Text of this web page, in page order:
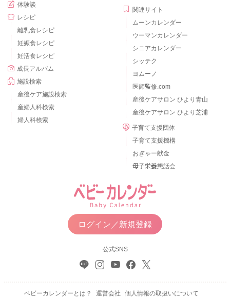
体験談
レシピ
離乳食レシピ
妊娠食レシピ
妊活食レシピ
成長アルバム
施設検索
産後ケア施設検索
産婦人科検索
婦人科検索
関連サイト
ムーンカレンダー
ウーマンカレンダー
シニアカレンダー
シッテク
ヨムーノ
医師監修.com
産後ケアサロン ひより青山
産後ケアサロン ひより芝浦
子育て支援団体
子育て支援機構
おぎゃー献金
母子栄養懇話会
ログイン／新規登録
公式SNS
ベビーカレンダーとは？ 運営会社 個人情報の取扱いについて